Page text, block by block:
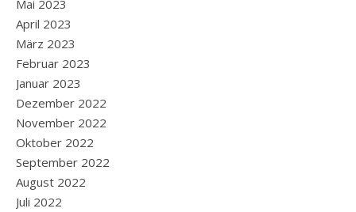
Mai 2023
April 2023
März 2023
Februar 2023
Januar 2023
Dezember 2022
November 2022
Oktober 2022
September 2022
August 2022
Juli 2022